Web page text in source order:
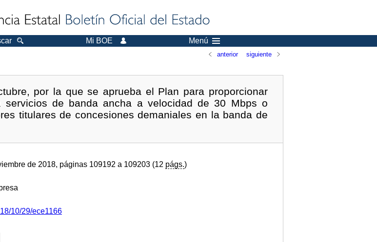
Mi BOE Menú
anterior siguiente
por la que se aprueba el Plan para proporcionar
de banda ancha a velocidad de 30 Mbps o
titulares de concesiones demaniales en la banda de
de 2018, páginas 109192 a 109203 (12 págs.)
10/29/ece1166